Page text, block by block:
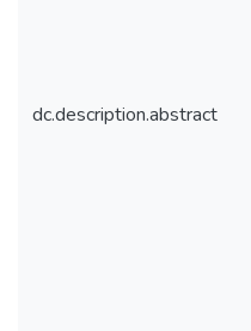
dc.description.abstract